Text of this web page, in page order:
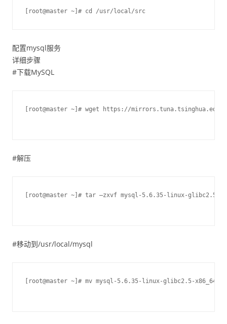
[root@master ~]# cd /usr/local/src
配置mysql服务
详细步骤
#下载MySQL
[root@master ~]# wget https://
#解压
[root@master ~]# tar –zxvf mysql-5.6.35-linux-glibc2.5-
#移动到/usr/local/mysql
[root@master ~]# mv mysql-5.6.35-linux-glibc2.5-x86_64